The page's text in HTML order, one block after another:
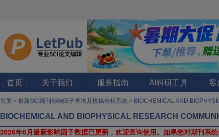
首页 关于我们 服务指南 AI科研工具 客
首页 > 最新SCI期刊影响因子查询及投稿分析系统 > BIOCHEMICAL AND
BIOCHEMICAL AND BIOPHYSICAL RESEARCH
2026年6月最新影响因子数据已更新，欢迎查询使用。 如果您对期刊系